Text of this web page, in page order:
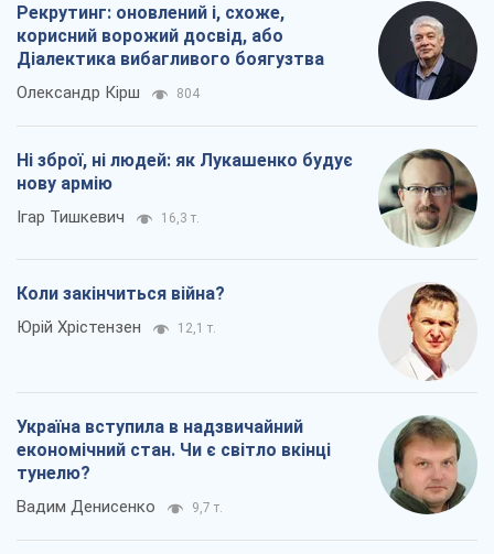
Рекрутинг: оновлений і, схоже,
корисний ворожий досвід, або
Діалектика вибагливого боягузтва
Олександр Кірш 804
Ні зброї, ні людей: як Лукашенко будує
нову армію
Ігар Тишкевич 16,3 т.
Коли закінчиться війна?
Юрій Хрістензен 12,1 т.
Україна вступила в надзвичайний
економічний стан. Чи є світло вкінці
тунелю?
Вадим Денисенко 9,7 т.